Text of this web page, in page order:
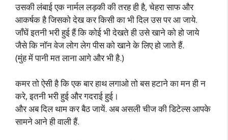
उसकी लंबाई एक नार्मल लड़की की तरह ही है, चेहरा साफ और
आकर्षक है जिसको देख कर किसी का भी दिल उस पर आ जाये.
जाँघें इतनी भरी हुई हैं कि कोई भी देखते ही उसे खाने को हो जाये
जैसे कि नॉन वेज लोग लेग पीस को खाने के लिए हो जाते हैं.
(मुंह में पानी मत लाना आगे और भी है.)
कमर तो ऐसी है कि एक बार हाथ लगाओ तो बस हटाने का मन ही न
करे, इतनी भरी हुई और गदराई हुई।
और अब दिल थाम कर बैठ जायें. अब असली चीज की डिटेल्स आपके
सामने आने ही वाली हैं.